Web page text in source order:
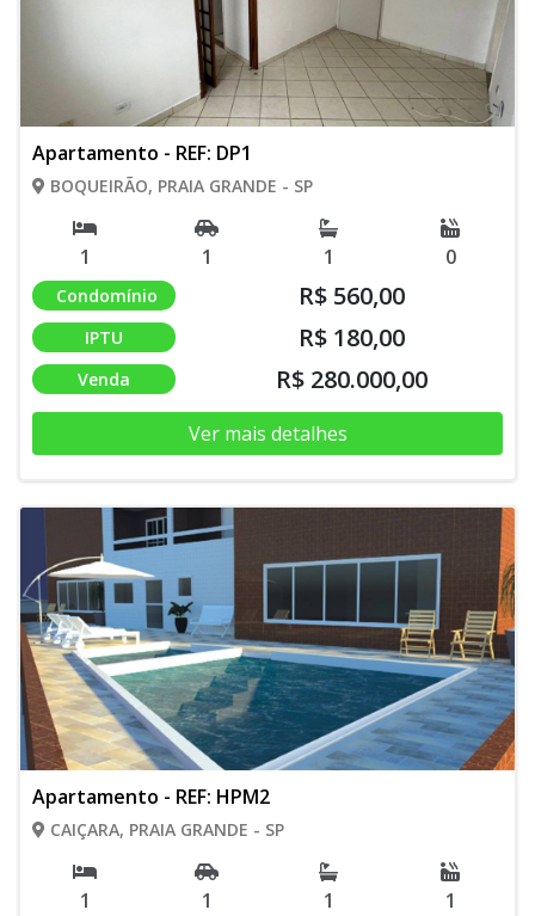
Apartamento - REF: DP1
BOQUEIRÃO, PRAIA GRANDE - SP
1 1 1 0
Condomínio R$ 560,00
IPTU R$ 180,00
Venda R$ 280.000,00
Ver mais detalhes
Apartamento - REF: HPM2
CAIÇARA, PRAIA GRANDE - SP
1 1 1 1